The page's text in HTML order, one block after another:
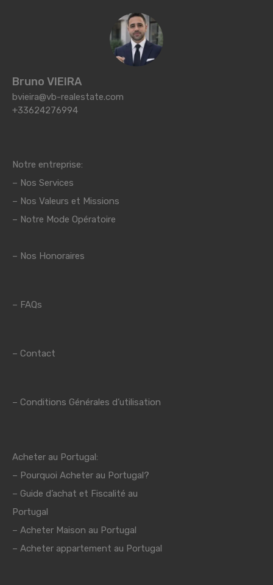
Bruno VIEIRA
bvieira@vb-realestate.com
+33624276994
Notre entreprise:
– Nos Services
– Nos Valeurs et Missions
– Notre Mode Opératoire
– Nos Honoraires
– FAQs
– Contact
– Conditions Générales d’utilisation
Acheter au Portugal:
– Pourquoi Acheter au Portugal?
– Guide d’achat et Fiscalité au
Portugal
– Acheter Maison au Portugal
– Acheter appartement au Portugal